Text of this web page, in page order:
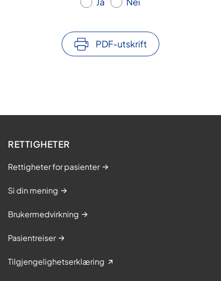
PDF-utskrift
RETTIGHETER
Rettigheter for pasienter
Si din mening
Brukermedvirkning
Pasientreiser
Tilgjengelighetserklæring